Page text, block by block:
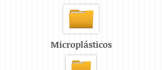
Microplásticos